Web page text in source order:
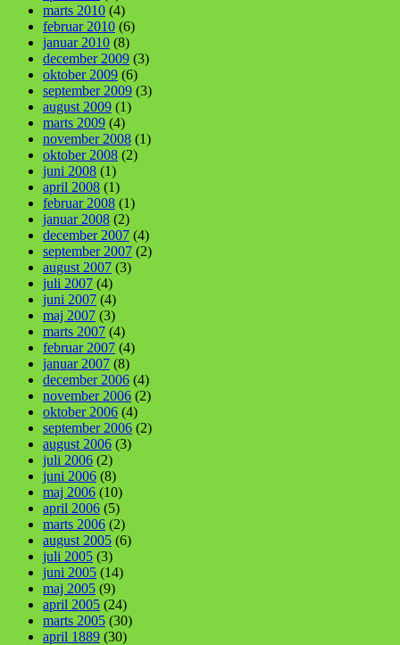
marts 2010 (4)
februar 2010 (6)
januar 2010 (8)
december 2009 (3)
oktober 2009 (6)
september 2009 (3)
august 2009 (1)
marts 2009 (4)
november 2008 (1)
oktober 2008 (2)
juni 2008 (1)
april 2008 (1)
februar 2008 (1)
januar 2008 (2)
december 2007 (4)
september 2007 (2)
august 2007 (3)
juli 2007 (4)
juni 2007 (4)
maj 2007 (3)
marts 2007 (4)
februar 2007 (4)
januar 2007 (8)
december 2006 (4)
november 2006 (2)
oktober 2006 (4)
september 2006 (2)
august 2006 (3)
juli 2006 (2)
juni 2006 (8)
maj 2006 (10)
april 2006 (5)
marts 2006 (2)
august 2005 (6)
juli 2005 (3)
juni 2005 (14)
maj 2005 (9)
april 2005 (24)
marts 2005 (30)
april 1889 (30)